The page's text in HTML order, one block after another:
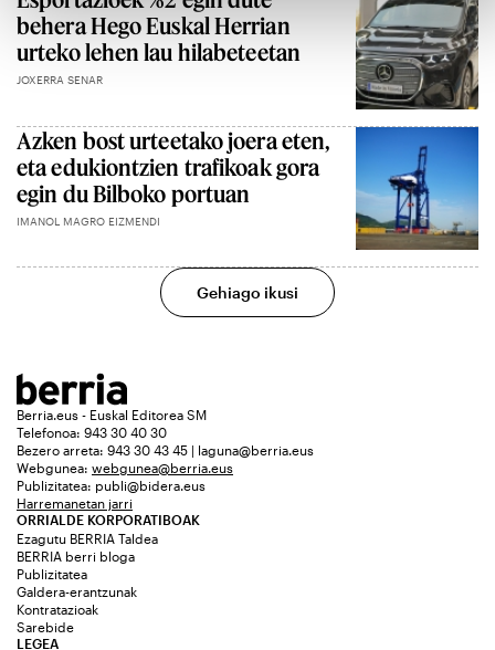
behera Hego Euskal Herrian
urteko lehen lau hilabeteetan
JOXERRA SENAR
Azken bost urteetako joera eten,
eta edukiontzien trafikoak gora
egin du Bilboko portuan
IMANOL MAGRO EIZMENDI
Gehiago ikusi
Berria.eus - Euskal Editorea SM
Telefonoa: 943 30 40 30
Bezero arreta: 943 30 43 45 | laguna@berria.eus
Webgunea: webgunea@berria.eus
Publizitatea: publi@bidera.eus
Harremanetan jarri
ORRIALDE KORPORATIBOAK
Ezagutu BERRIA Taldea
BERRIA berri bloga
Publizitatea
Galdera-erantzunak
Kontratazioak
Sarebide
LEGEA